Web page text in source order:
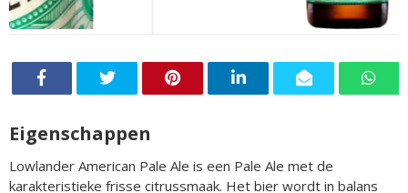
Eigenschappen
Lowlander American Pale Ale is een Pale Ale met de
karakteristieke frisse citrussmaak. Het bier wordt in balans